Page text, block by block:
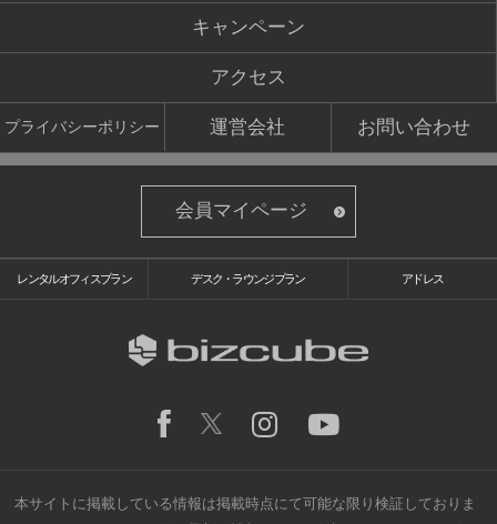
キャンペーン
アクセス
プライバシーポリシー 運営会社 お問い合わせ
会員マイページ
レンタルオフィスプラン デスク・ラウンジプラン アドレス
本サイトに掲載している情報は掲載時点にて可能な限り検証しておりま